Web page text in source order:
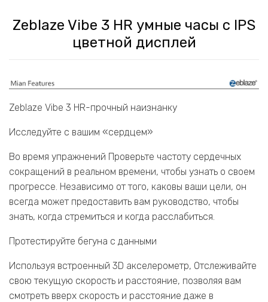
Zeblaze Vibe 3 HR умные часы c IPS
цветной дисплей
Zeblaze Vibe 3 HR-прочный наизнанку
Исследуйте с вашим «сердцем»
Во время упражнений Проверьте частоту сердечных
сокращений в реальном времени, чтобы узнать о своем
прогрессе. Независимо от того, каковы ваши цели, он
всегда может предоставить вам руководство, чтобы
знать, когда стремиться и когда расслабиться.
Протестируйте бегуна с данными
Используя встроенный 3D акселерометр, Отслеживайте
свою текущую скорость и расстояние, позволяя вам
смотреть вверх скорость и расстояние даже в